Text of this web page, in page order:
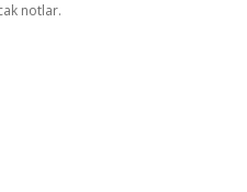
notlar.